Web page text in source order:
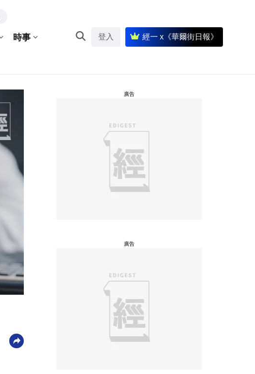
時事 登入 經一 x《華爾街日報》
廣告
廣告